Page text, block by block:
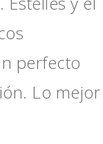
perfecto
Lo mejor